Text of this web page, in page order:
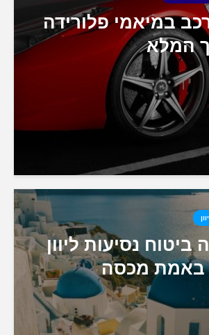
במיאמי פלורידה
המלא
יוון
ביטוח נסיעות ליוון
באמת מכסה